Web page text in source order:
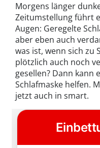
Morgens länger
Zeitumstellung führt
Augen: Geregelte
aber eben auch
was ist, wenn sich zu
plötzlich auch noch
gesellen? Dann kann
Schlafmaske helfen.
jetzt auch in smart.